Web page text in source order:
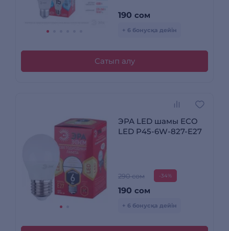
190 сом
+ 6 бонусқа дейін
Сатып алу
ЭРА LED шамы ECO
LED Р45-6W-827-E27
290 сом -34%
190 сом
+ 6 бонусқа дейін